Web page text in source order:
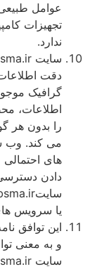
عوامل
تجهيزات
ندارد.
دقت
اطلاعات،
را بدون هر
های
دادن دسترسی
يا سرويس
اين توافق
و به معنی